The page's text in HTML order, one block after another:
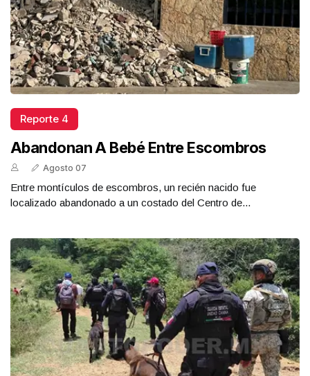
Reporte 4
Abandonan A Bebé Entre Escombros
Agosto 07
Entre montículos de escombros, un recién nacido fue
localizado abandonado a un costado del Centro de...